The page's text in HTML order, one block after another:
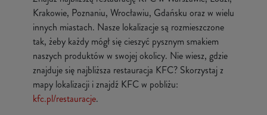
Krakowie, Poznaniu, Wrocławiu, Gdańsku oraz w wielu
innych miastach. Nasze lokalizacje są rozmieszczone
tak, żeby każdy mógł się cieszyć pysznym smakiem
naszych produktów w swojej okolicy. Nie wiesz, gdzie
znajduje się najbliższa restauracja KFC? Skorzystaj z
mapy lokalizacji i znajdź KFC w pobliżu:
kfc.pl/restauracje.